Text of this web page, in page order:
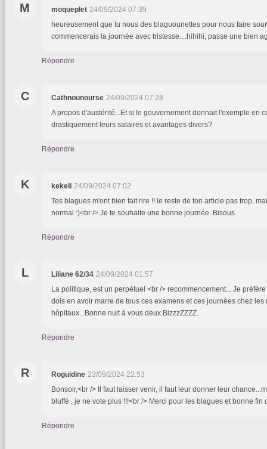
M moqueplet 24/09/2024 07:39
heureusement que tu nous des blaguounettes pour nous faire
commencerais la journée avec tristesse....hihihi, passe une bien
Répondre
C Cathnounourse 24/09/2024 07:28
A propos d'austérité...Et si le gouvernement donnait l'exemple en
drastiquement leurs salaires et avantages divers?
Répondre
K kekeli 24/09/2024 07:02
Tes blagues m'ont bien fait rire !! le reste de ton article pas trop,
normal :)<br /> Je te souhaite une bonne journée. Bisous
Répondre
L Liliane 62/34 24/09/2024 01:57
La politique, est un perpétuel <br /> recommencement... Je
dois en avoir marre de tous ces examens et ces journées chez les
hôpitaux...Bonne nuit à vous deux.BizzzZZZZ.
Répondre
R Roguidine 23/09/2024 22:53
Bonsoir,<br /> Il faut laisser venir, il faut leur donner leur
bluffé , je ne vote plus !!!<br /> Merci pour les blagues et bonne fin
Répondre